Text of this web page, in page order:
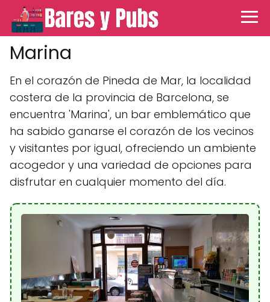
Marina
En el corazón de Pineda de Mar, la localidad
costera de la provincia de Barcelona, se
encuentra 'Marina', un bar emblemático que
ha sabido ganarse el corazón de los vecinos
y visitantes por igual, ofreciendo un ambiente
acogedor y una variedad de opciones para
disfrutar en cualquier momento del día.